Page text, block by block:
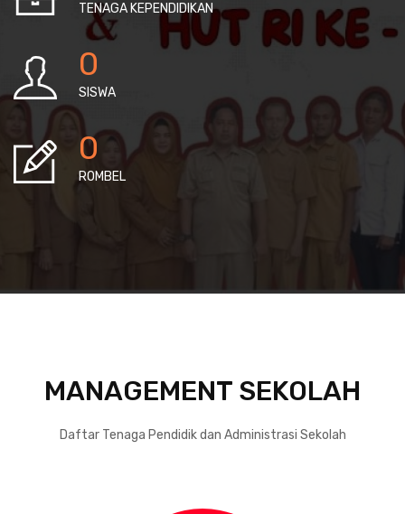
TENAGA KEPENDIDIKAN
0
SISWA
0
ROMBEL
MANAGEMENT SEKOLAH
Daftar Tenaga Pendidik dan Administrasi Sekolah